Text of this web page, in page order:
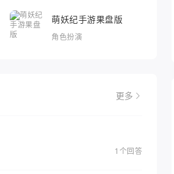
萌妖纪手游果盘版
角色扮演
更多
1个回答